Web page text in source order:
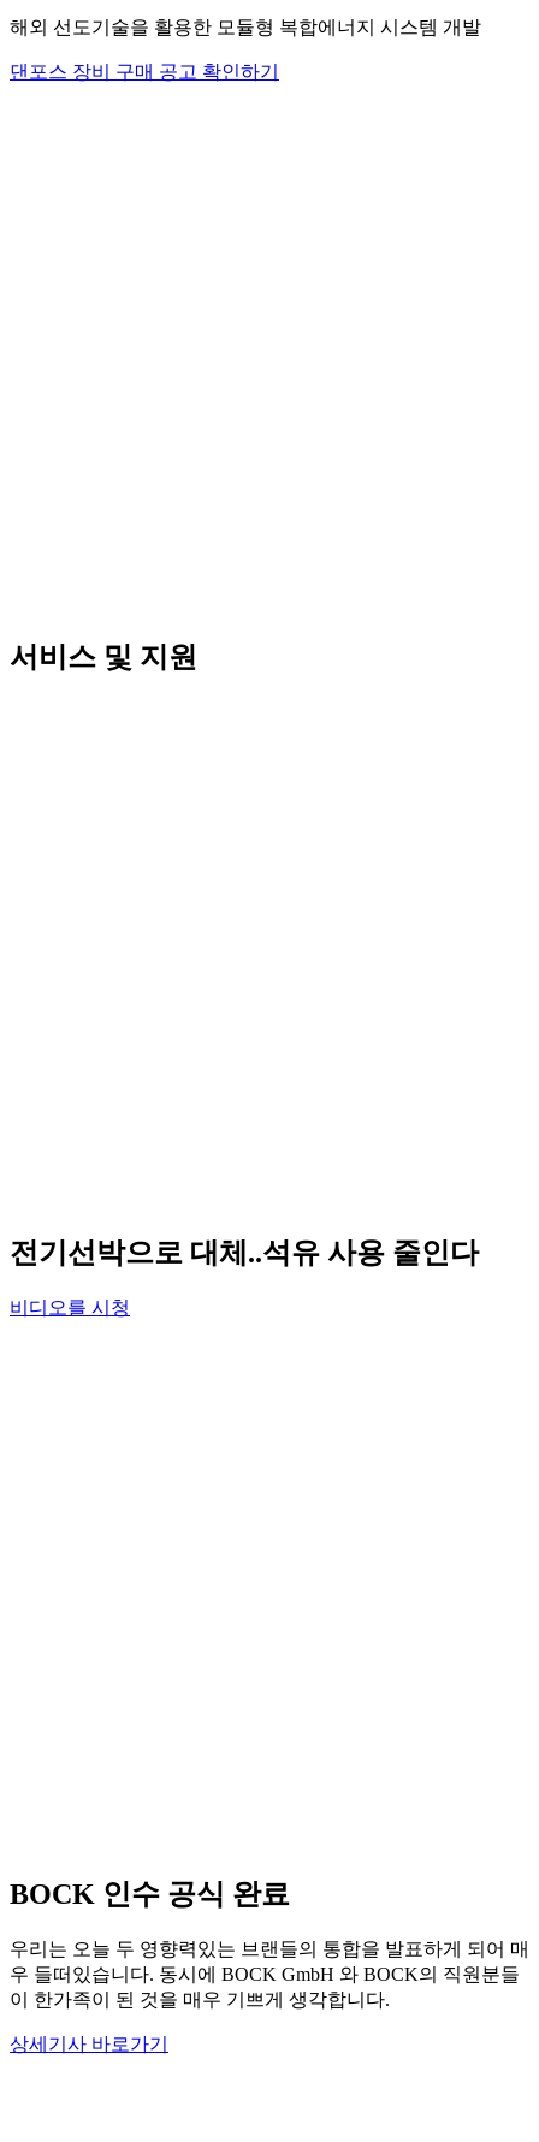
해외 선도기술을 활용한 모듈형 복합에너지 시스템 개발
댄포스 장비 구매 공고 확인하기
서비스 및 지원
전기선박으로 대체..석유 사용 줄인다
비디오를 시청
BOCK 인수 공식 완료
우리는 오늘 두 영향력있는 브랜들의 통합을 발표하게 되어 매
우 들떠있습니다. 동시에 BOCK GmbH 와 BOCK의 직원분들
이 한가족이 된 것을 매우 기쁘게 생각합니다.
상세기사 바로가기